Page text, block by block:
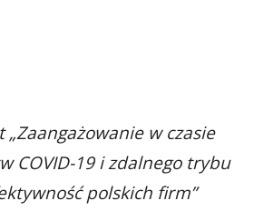
„Zaangażowanie w czasie
COVID-19 i zdalnego trybu
polskich firm”